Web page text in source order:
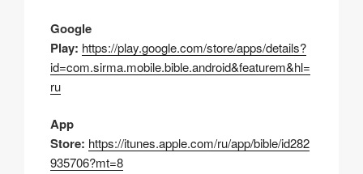
Google
Play: https://play.google.com/store/apps/details?
id=com.sirma.mobile.bible.android&featurem&hl=
ru
App
Store: https://itunes.apple.com/ru/app/bible/id282
935706?mt=8